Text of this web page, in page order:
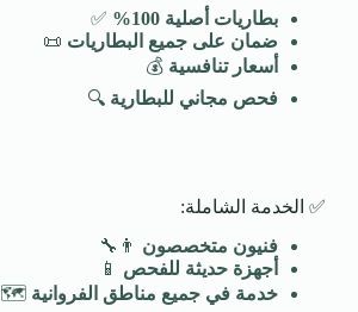
بطاريات أصلية 100
%
✅
ضمان على جميع البطاريات 📜
أسعار تنافسية 💰
فحص مجاني للبطارية 🔍
✅ الخدمة الشاملة:
فنيون متخصصون 👨‍🔧
أجهزة حديثة للفحص 📱
خدمة في جميع مناطق الفروانية 🗺️